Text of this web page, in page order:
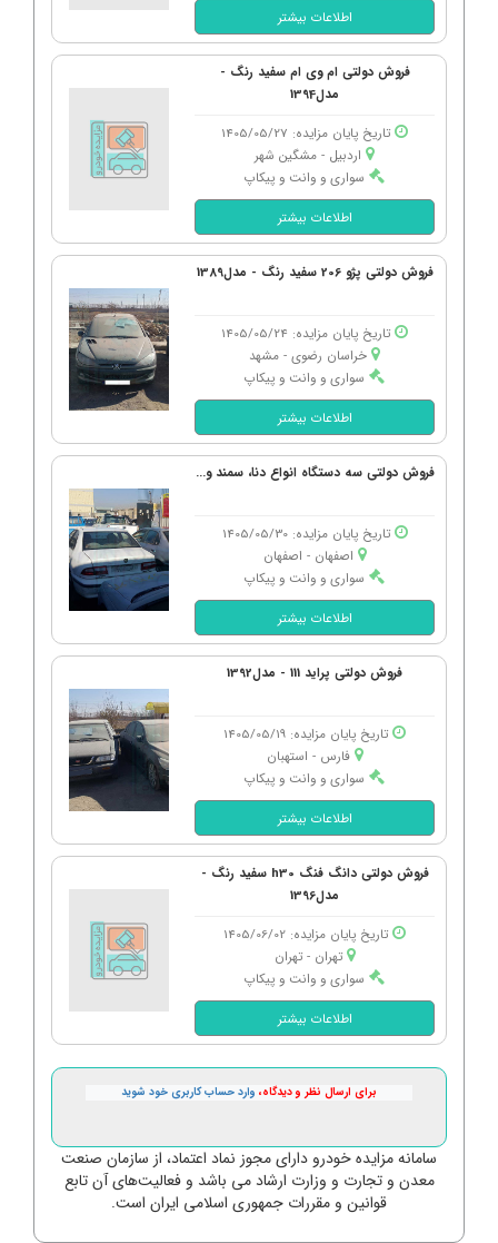
اطلاعات بیشتر
فروش دولتی ام وی ام سفید رنگ -
مدل1394
تاریخ پایان مزایده: 1405/05/27
اردبیل - مشگین شهر
سواری و وانت و پیکاپ
اطلاعات بیشتر
فروش دولتی پژو 206 سفید رنگ - مدل1389
تاریخ پایان مزایده: 1405/05/24
خراسان رضوی - مشهد
سواری و وانت و پیکاپ
اطلاعات بیشتر
فروش دولتی سه دستگاه انواع دنا، سمند و...
تاریخ پایان مزایده: 1405/05/30
اصفهان - اصفهان
سواری و وانت و پیکاپ
اطلاعات بیشتر
فروش دولتی پراید 111 - مدل1392
تاریخ پایان مزایده: 1405/05/19
فارس - استهبان
سواری و وانت و پیکاپ
اطلاعات بیشتر
فروش دولتی دانگ فنگ h30 سفید رنگ -
مدل1396
تاریخ پایان مزایده: 1405/06/02
تهران - تهران
سواری و وانت و پیکاپ
اطلاعات بیشتر
برای ارسال نظر و دیدگاه، وارد حساب کاربری خود شوید
سامانه مزایده خودرو دارای مجوز نماد اعتماد، از سازمان صنعت
معدن و تجارت و وزارت ارشاد می باشد و فعالیت‌های آن تابع
قوانین و مقررات جمهوری اسلامی ایران است.